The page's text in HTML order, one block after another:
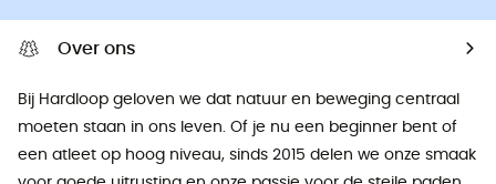
Over ons
Bij Hardloop geloven we dat natuur en beweging centraal
moeten staan ​​in ons leven. Of je nu een beginner bent of
een atleet op hoog niveau, sinds 2015 delen we onze smaak